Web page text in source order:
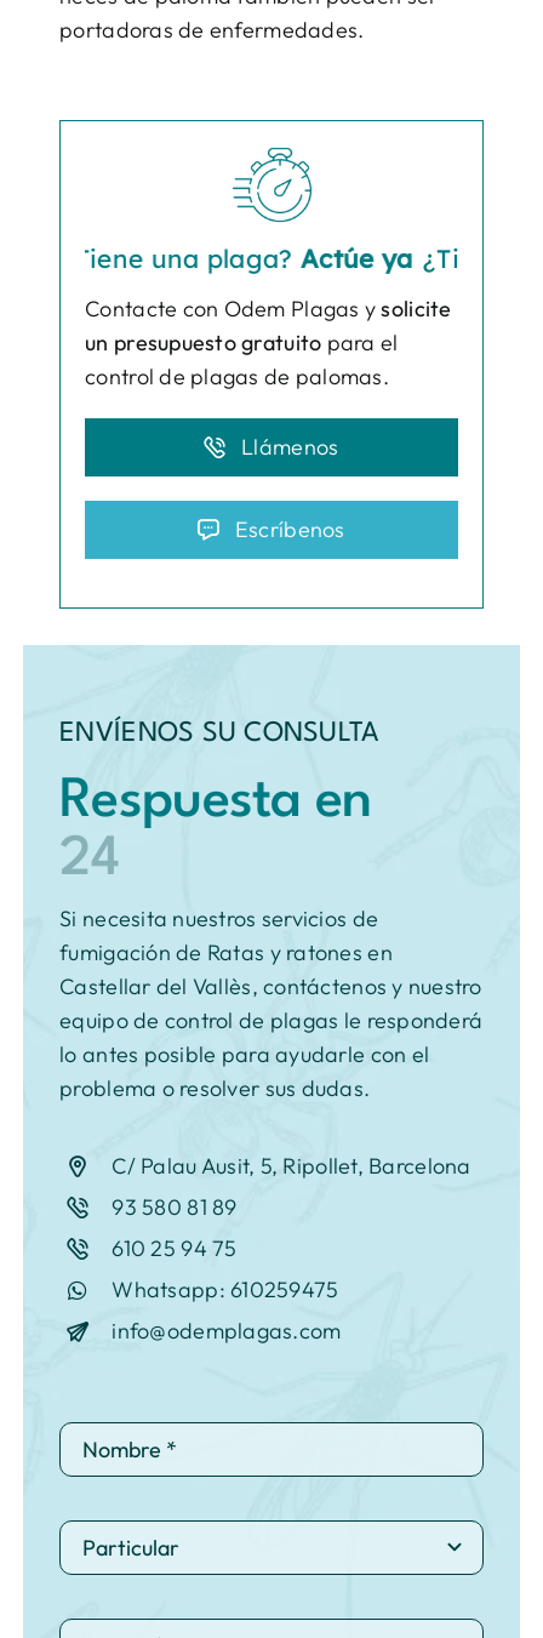
portadoras de enfermedades.
una plaga?Actúe ya ¿Tiene una
Contacte con Odem Plagas ysolicite
un presupuesto gratuito para el
control de plagas de palomas.
Llámenos
Escríbenos
ENVÍENOS SU CONSULTA
Respuesta en
Si necesita nuestros servicios de
fumigación de Ratas y ratones en
Castellar del Vallès, contáctenos y nuestro
equipo de control de plagas le responderá
lo antes posible para ayudarle con el
problema o resolver sus dudas.
C/ Palau Ausit, 5, Ripollet, Barcelona
93 580 81 89
610 25 94 75
Whatsapp: 610259475
info@odemplagas.com